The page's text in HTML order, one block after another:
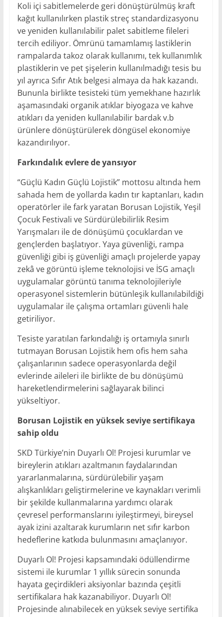
Koli içi sabitlemelerde geri dönüştürülmüş kraft
kağıt kullanılırken plastik streç standardizasyonu
ve yeniden kullanılabilir palet sabitleme fileleri
tercih ediliyor. Ömrünü tamamlamış lastiklerin
rampalarda takoz olarak kullanımı, tek kullanımlık
plastiklerin ve pet şişelerin kullanılmadığı tesis bu
yıl ayrıca Sıfır Atık belgesi almaya da hak kazandı.
Bununla birlikte tesisteki tüm yemekhane hazırlık
aşamasındaki organik atıklar biyogaza ve kahve
atıkları da yeniden kullanılabilir bardak v.b
ürünlere dönüştürülerek döngüsel ekonomiye
kazandırılıyor.
Farkındalık evlere de yansıyor
“Güçlü Kadın Güçlü Lojistik” mottosu altında hem
sahada hem de yollarda kadın tır kaptanları, kadın
operatörler ile fark yaratan Borusan Lojistik, Yeşil
Çocuk Festivali ve Sürdürülebilirlik Resim
Yarışmaları ile de dönüşümü çocuklardan ve
gençlerden başlatıyor. Yaya güvenliği, rampa
güvenliği gibi iş güvenliği amaçlı projelerde yapay
zekâ ve görüntü işleme teknolojisi ve İSG amaçlı
uygulamalar görüntü tanıma teknolojileriyle
operasyonel sistemlerin bütünleşik kullanılabildiği
uygulamalar ile çalışma ortamları güvenli hale
getiriliyor.
Tesiste yaratılan farkındalığı iş ortamıyla sınırlı
tutmayan Borusan Lojistik hem ofis hem saha
çalışanlarının sadece operasyonlarda değil
evlerinde aileleri ile birlikte de bu dönüşümü
hareketlendirmelerini sağlayarak bilinci
yükseltiyor.
Borusan Lojistik en yüksek seviye sertifikaya
sahip oldu
SKD Türkiye’nin Duyarlı Ol! Projesi kurumlar ve
bireylerin atıkları azaltmanın faydalarından
yararlanmalarına, sürdürülebilir yaşam
alışkanlıkları geliştirmelerine ve kaynakları verimli
bir şekilde kullanmalarına yardımcı olarak
çevresel performanslarını iyileştirmeyi, bireysel
ayak izini azaltarak kurumların net sıfır karbon
hedeflerine katkıda bulunmasını amaçlanıyor.
Duyarlı Ol! Projesi kapsamındaki ödüllendirme
sistemi ile kurumlar 1 yıllık sürecin sonunda
hayata geçirdikleri aksiyonlar bazında çeşitli
sertifikalara hak kazanabiliyor. Duyarlı Ol!
Projesinde alınabilecek en yüksek seviye sertifika